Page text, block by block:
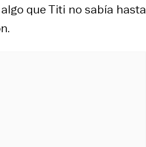
que Titi no sabía hasta